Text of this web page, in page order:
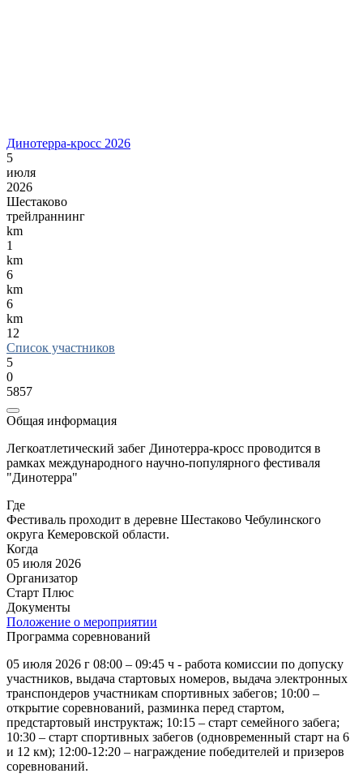
Динотерра-кросс 2026
5
июля
2026
Шестаково
трейлраннинг
km
1
km
6
km
6
km
12
Список участников
5
0
5857
Общая информация
Легкоатлетический забег Динотерра-кросс проводится в
рамках международного научно-популярного фестиваля
"Динотерра"
Где
Фестиваль проходит в деревне Шестаково Чебулинского
округа Кемеровской области.
Когда
05 июля 2026
Организатор
Старт Плюс
Документы
Положение о мероприятии
Программа соревнований
05 июля 2026 г 08:00 – 09:45 ч - работа комиссии по допуску
участников, выдача стартовых номеров, выдача электронных
транспондеров участникам спортивных забегов; 10:00 –
открытие соревнований, разминка перед стартом,
предстартовый инструктаж; 10:15 – старт семейного забега;
10:30 – старт спортивных забегов (одновременный старт на 6
и 12 км); 12:00-12:20 – награждение победителей и призеров
соревнований.